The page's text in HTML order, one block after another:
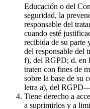
Educación o del
seguridad, la
responsable del
cuando esté
recibida de su parte
del responsable del
f), del RGPD; d. en
traten con fines de
sobre la base de su
letra a), del
Tiene derecho a
a suprimirlos y a